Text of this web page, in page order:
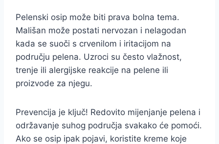
Pelenski osip može biti prava bolna tema.
Mališan može postati nervozan i nelagodan
kada se suoči s crvenilom i iritacijom na
području pelena. Uzroci su često vlažnost,
trenje ili alergijske reakcije na pelene ili
proizvode za njegu.
Prevencija je ključ! Redovito mijenjanje pelena i
održavanje suhog područja svakako će pomoći.
Ako se osip ipak pojavi, koristite kreme koje